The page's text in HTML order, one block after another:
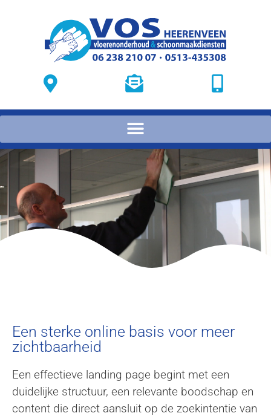
secties
Een sterke online basis voor meer
zichtbaarheid
Een effectieve landing page begint met een
duidelijke structuur, een relevante boodschap en
content die direct aansluit op de zoekintentie van